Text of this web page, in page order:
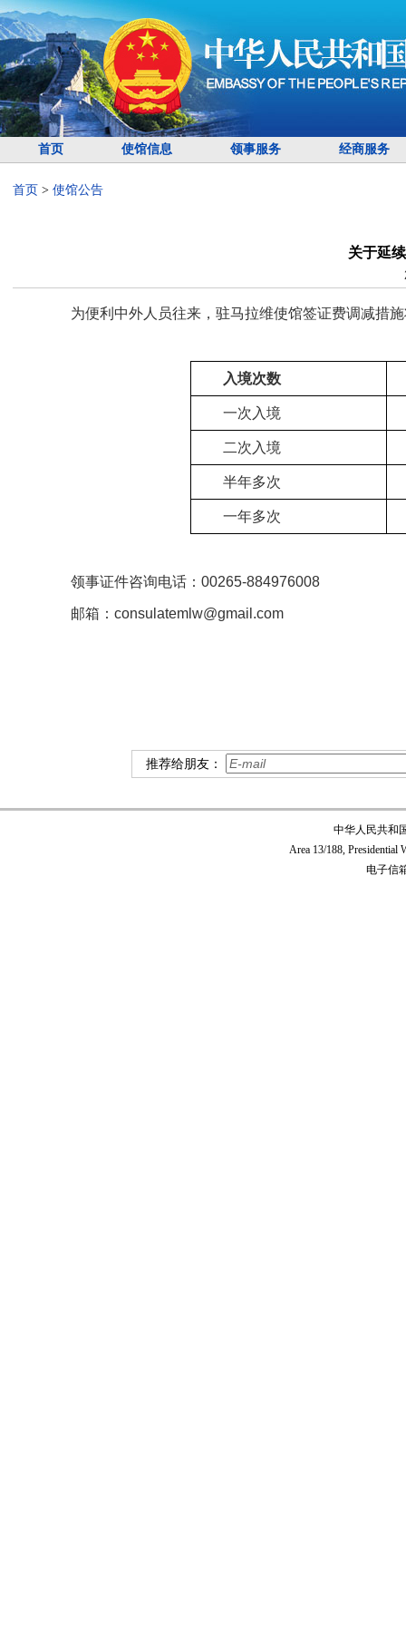
首页 使馆信息 领事服务 经商服务
首页 > 使馆公告
关于延
为便利中外人员往来，驻马拉维使馆签证费调减措
入境次数
一次入境
二次入境
半年多次
一年多次
领事证件咨询电话：00265-884976008
邮箱：consulatemlw@gmail.com
推荐给朋友：
中华人民共和
Area 13/188, Presidential
电子信